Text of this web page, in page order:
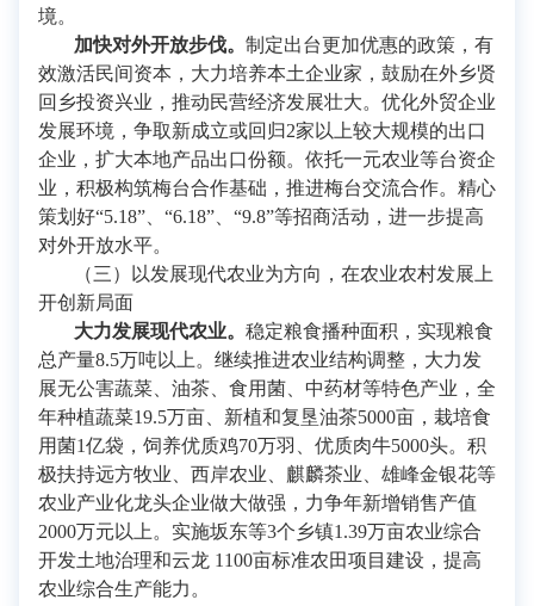
境。
加快对外开放步伐。 制定出台更加优惠的政策，有
效激活民间资本，大力培养本土企业家，鼓励在外乡贤
回乡投资兴业，推动民营经济发展壮大。优化外贸企业
发展环境，争取新成立或回归2家以上较大规模的出口
企业，扩大本地产品出口份额。依托一元农业等台资企
业，积极构筑梅台合作基础，推进梅台交流合作。精心
策划好“5.18”、“6.18”、“9.8”等招商活动，进一步提高
对外开放水平。
（三）以发展现代农业为方向，在农业农村发展上
开创新局面
大力发展现代农业。 稳定粮食播种面积，实现粮食
总产量8.5万吨以上。继续推进农业结构调整，大力发
展无公害蔬菜、油茶、食用菌、中药材等特色产业，全
年种植蔬菜19.5万亩、新植和复垦油茶5000亩，栽培食
用菌1亿袋，饲养优质鸡70万羽、优质肉牛5000头。积
极扶持远方牧业、西岸农业、麒麟茶业、雄峰金银花等
农业产业化龙头企业做大做强，力争年新增销售产值
2000万元以上。实施坂东等3个乡镇1.39万亩农业综合
开发土地治理和云龙 1100亩标准农田项目建设，提高
农业综合生产能力。